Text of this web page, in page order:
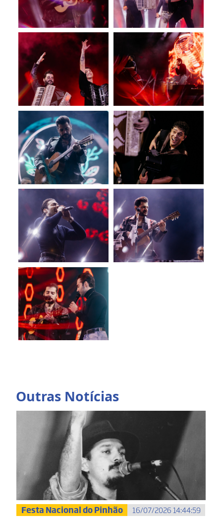
Outras Notícias
Festa Nacional do Pinhão 16/07/2026 14:44:59